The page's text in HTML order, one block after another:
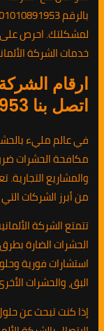
لمشكلتك. احرص
خدمات الشركة
ارقام
اتصل بنا 01010891953
في عالم مليء
مكافحة الحشرات
والمشاريع
من أبرز الشركات
تتمتع الشركة
الحشرات الضارة
استشارات فورية
البق، والحشرات
إذا كنت تبحث عن